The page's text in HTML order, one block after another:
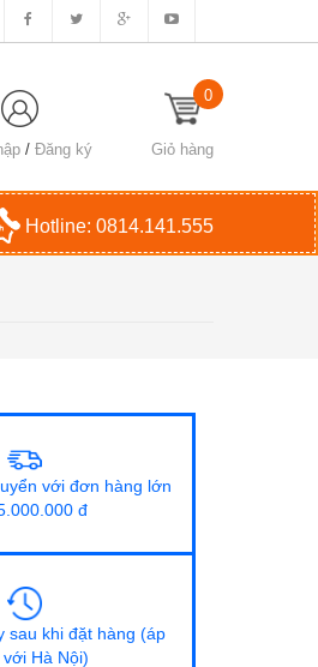
/Đăng ký Giỏ hàng
0
Hotline: 0814.141.555
với đơn hàng lớn
đ
sau khi đặt hàng (áp
Hà Nội)